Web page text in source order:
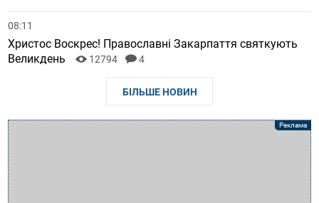
08:11
Христос Воскрес! Православні Закарпаття святкують
Великдень
12794 4
БІЛЬШЕ НОВИН